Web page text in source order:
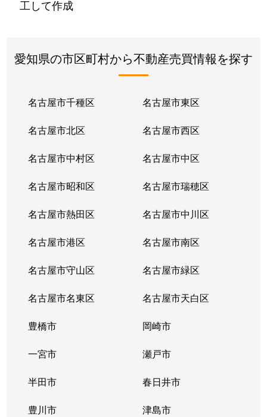
工して作成
愛知県の市区町村から不動産売買情報を探す
名古屋市千種区 名古屋市東区
名古屋市北区 名古屋市西区
名古屋市中村区 名古屋市中区
名古屋市昭和区 名古屋市瑞穂区
名古屋市熱田区 名古屋市中川区
名古屋市港区 名古屋市南区
名古屋市守山区 名古屋市緑区
名古屋市名東区 名古屋市天白区
豊橋市 岡崎市
一宮市 瀬戸市
半田市 春日井市
豊川市 津島市